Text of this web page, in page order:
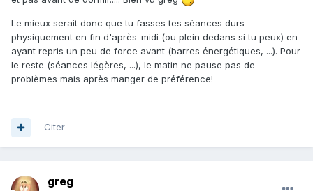
Le mieux serait donc que tu fasses tes séances durs
physiquement en fin d'après-midi (ou plein dedans si tu peux) en
ayant repris un peu de force avant (barres énergétiques, ...). Pour
le reste (séances légères, ...), le matin ne pause pas de
problèmes mais après manger de préférence!
Citer
greg